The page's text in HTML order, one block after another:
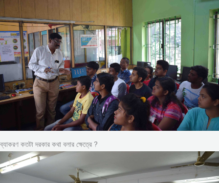
ব্যাকরণ কতটা দরকার কথা বলার ক্ষেত্রে ?